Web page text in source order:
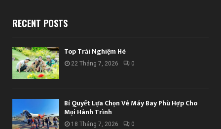
RECENT POSTS
Top Trải Nghiệm Hè
22 Tháng 7, 2026 0
Bí Quyết Lựa Chọn Vé Máy Bay Phù Hợp Cho
Mọi Hành Trình
18 Tháng 7, 2026 0